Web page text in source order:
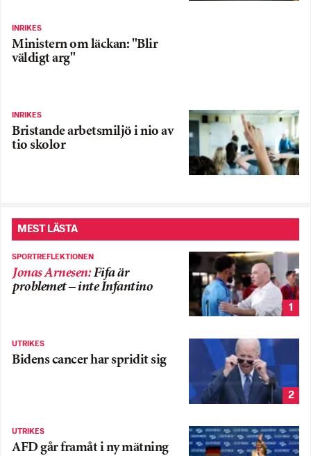
INRIKES
Ministern om läckan: "Blir
väldigt arg"
INRIKES
Bristande arbetsmiljö i nio av
tio skolor
MEST LÄSTA
SPORTREFLEKTIONEN
Jonas Arnesen:Fifa är
problemet – inte Infantino
1
UTRIKES
Bidens cancer har spridit sig
2
UTRIKES
AFD går framåt i ny mätning